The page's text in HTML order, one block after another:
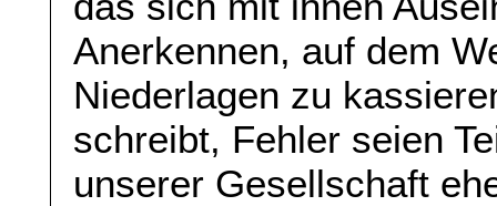
Anerkennen, auf dem
Niederlagen zu
schreibt, Fehler seien
unserer Gesellschaft